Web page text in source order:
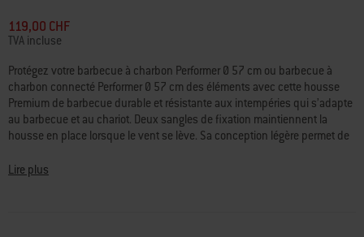
de
notation
Lien
sur
la
même
page.
119,00 CHF
TVA incluse
Protégez votre barbecue à charbon Performer Ø 57 cm ou barbecue à
charbon connecté Performer Ø 57 cm des éléments avec cette housse
Premium de barbecue durable et résistante aux intempéries qui s’adapte
au barbecue et au chariot. Deux sangles de fixation maintiennent la
housse en place lorsque le vent se lève. Sa conception légère permet de
Lire plus